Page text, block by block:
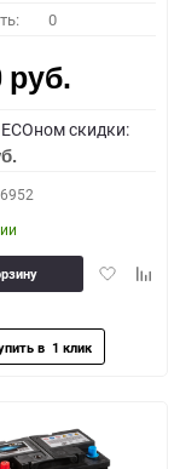
0
руб.
скидки:
Добавить